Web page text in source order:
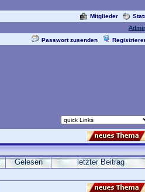
Mitglieder
Passwort zusenden
Gelesen letzter Beitrag